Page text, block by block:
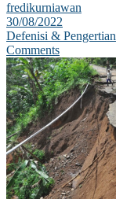
fredikurniawan
30/08/2022
Defenisi & Pengertian
Comments